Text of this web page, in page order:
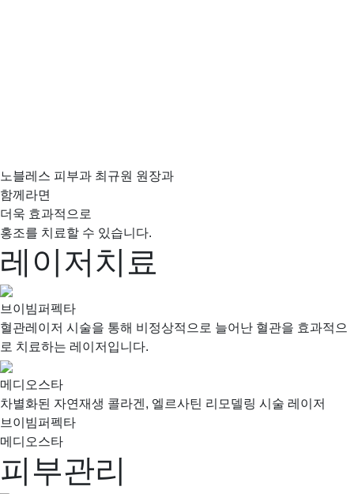
노블레스 피부과 최규원 원장과
함께라면
더욱 효과적 으로
홍조를 치료할 수 있습니다.
레이저치료
브이빔퍼펙타
혈관레이저 시술을 통해 비정상적으로 늘어난 혈관을 효과적으
로 치료하는 레이저입니다.
메디오스타
차별화된 자연재생 콜라겐, 엘르사틴 리모델링 시술 레이저
브이빔퍼펙타
메디오스타
피부관리